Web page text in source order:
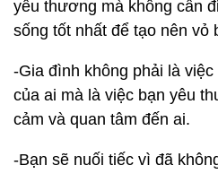
yêu thương mà không cần
sống tốt nhất để tạo nên vỏ
-Gia đình không phải là
của ai mà là việc bạn yêu
cảm và quan tâm đến ai.
-Bạn sẽ nuối tiếc vì đã